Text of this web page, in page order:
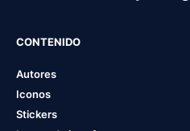
CONTENIDO
Autores
Iconos
Stickers